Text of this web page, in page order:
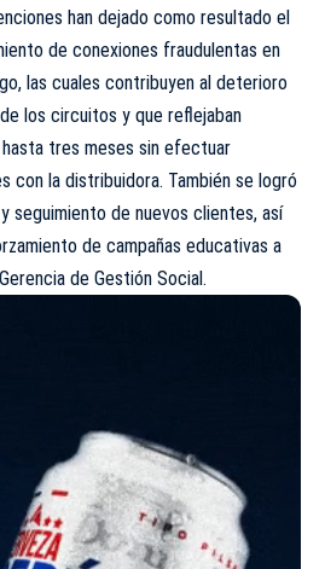
han dejado como resultado el
de conexiones fraudulentas en
las cuales contribuyen al deterioro
los circuitos y que reflejaban
tres meses sin efectuar
con la distribuidora. También se logró
seguimiento de nuevos clientes, así
de campañas educativas a
de Gestión Social.